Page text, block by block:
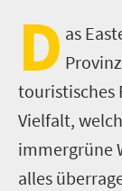
D as
touristisches
Vielfalt,
immergrüne
alles